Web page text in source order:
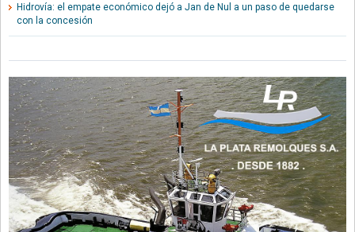
Hidrovía: el empate económico dejó a Jan de Nul a un paso de quedarse
con la concesión